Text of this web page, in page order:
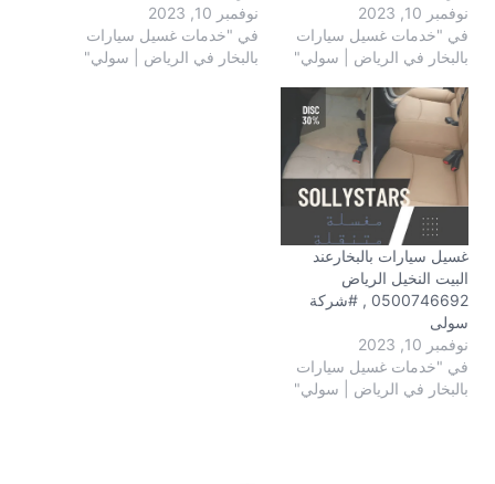
نوفمبر 10, 2023
في "خدمات غسيل سيارات
بالبخار في الرياض | سولي"
نوفمبر 10, 2023
في "خدمات غسيل سيارات
بالبخار في الرياض | سولي"
غسيل سيارات بالبخارعند
البيت النخيل الرياض
0500746692 , #شركة
سولى
نوفمبر 10, 2023
في "خدمات غسيل سيارات
بالبخار في الرياض | سولي"